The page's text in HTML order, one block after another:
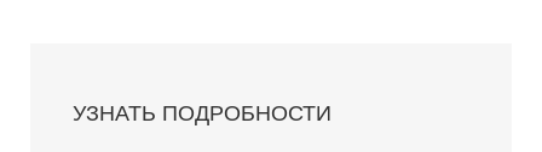
УЗНАТЬ ПОДРОБНОСТИ